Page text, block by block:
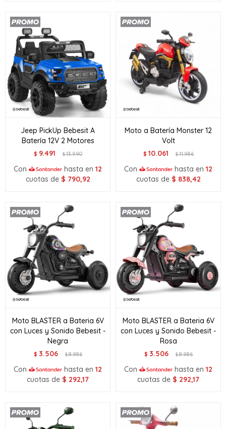
Jeep PickUp Bebesit A
Batería 12V 2 Motores
$ 9.491 $13.990
Con hasta en 12
cuotas de $ 790,92
Moto a Batería Monster 12
Volt
$ 10.061 $11.986
Con hasta en 12
cuotas de $ 838,42
Moto BLASTER a Bateria 6V
con Luces y Sonido Bebesit -
Negra
$ 3.506 $8.986
Con hasta en 12
cuotas de $ 292,17
Moto BLASTER a Bateria 6V
con Luces y Sonido Bebesit -
Rosa
$ 3.506 $8.986
Con hasta en 12
cuotas de $ 292,17